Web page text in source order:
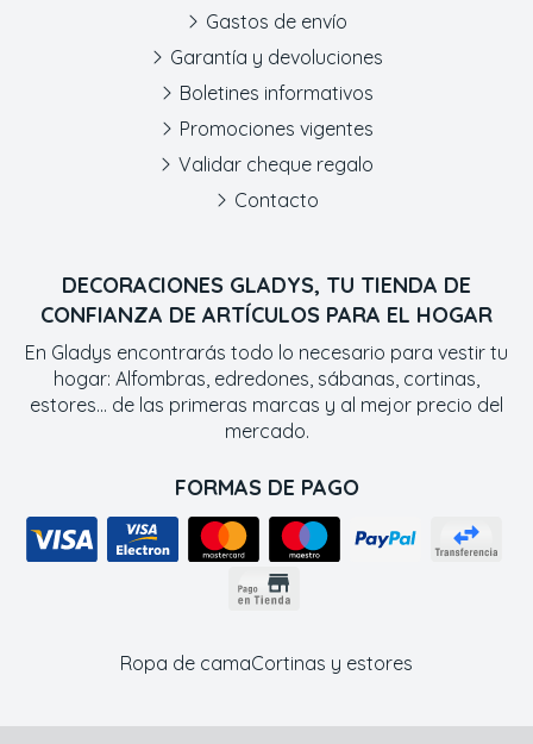
DECORACIONES GLADYS, TU TIENDA DE
CONFIANZA DE ARTÍCULOS PARA EL HOGAR
En Gladys encontrarás todo lo necesario para vestir tu
hogar: Alfombras, edredones, sábanas, cortinas,
estores... de las primeras marcas y al mejor precio del
mercado.
FORMAS DE PAGO
Gastos de envío
Garantía y devoluciones
Boletines informativos
Promociones vigentes
Validar cheque regalo
Contacto
Ropa de camaCortinas y estores